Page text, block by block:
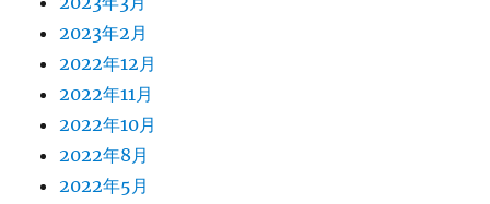
2023年2月
2022年12月
2022年11月
2022年10月
2022年8月
2022年5月